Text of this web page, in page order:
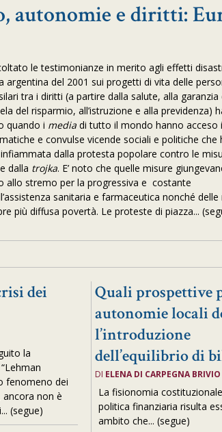
autonomie e diritti:
le testimonianze in merito agli effetti
argentina del 2001 sui progetti di vita delle
tra i diritti (a partire dalla salute, alla garanzia
del risparmio, all’istruzione e alla previdenza)
quando i mediadi tutto il mondo hanno acceso
e convulse vicende sociali e politiche che
dalla protesta popolare contro le
dalla trojka. E’ noto che quelle misure
allo stremo per la progressiva e costante
sanitaria e farmaceutica nonché delle
più diffusa povertà. Le proteste di piazza...
dei
la
fenomeno dei
ancora non è
(segue)
Quali prospettive
autonomie locali
l’introduzione
dell’equilibrio di
DI ELENA DI CARPEGNA BRIVIO
La fisionomia
politica finanziaria risulta
ambito che... (segue)